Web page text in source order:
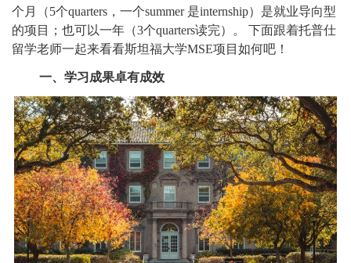
个月（5个quarters，一个summer 是internship）是就业导向型
的项目；也可以一年（3个quarters读完）。 下面跟着托普仕
留学老师一起来看看斯坦福大学MSE项目如何吧！
一、学习成果卓有成效